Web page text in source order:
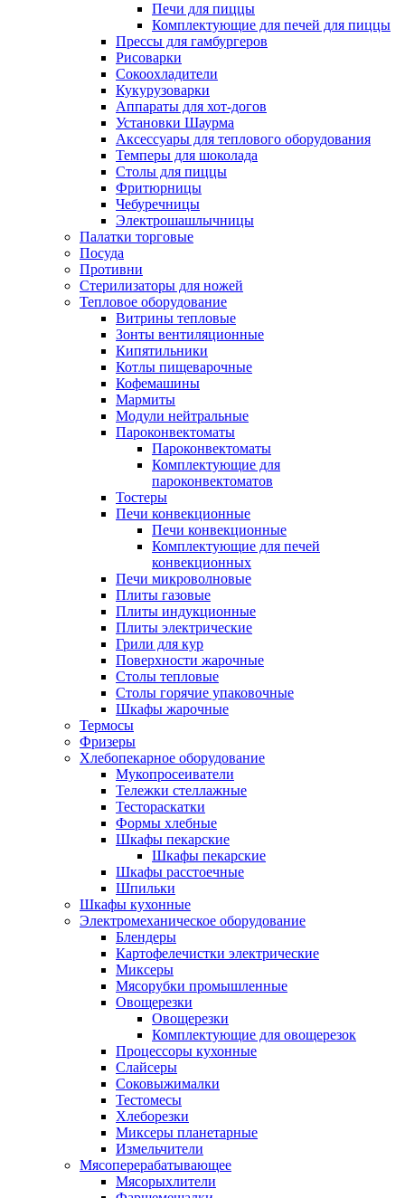
Печи для пиццы
Комплектующие для печей для пиццы
Прессы для гамбургеров
Рисоварки
Сокоохладители
Кукурузоварки
Аппараты для хот-догов
Установки Шаурма
Аксессуары для теплового оборудования
Темперы для шоколада
Столы для пиццы
Фритюрницы
Чебуречницы
Электрошашлычницы
Палатки торговые
Посуда
Противни
Стерилизаторы для ножей
Тепловое оборудование
Витрины тепловые
Зонты вентиляционные
Кипятильники
Котлы пищеварочные
Кофемашины
Мармиты
Модули нейтральные
Пароконвектоматы
Пароконвектоматы
Комплектующие для
пароконвектоматов
Тостеры
Печи конвекционные
Печи конвекционные
Комплектующие для печей
конвекционных
Печи микроволновые
Плиты газовые
Плиты индукционные
Плиты электрические
Грили для кур
Поверхности жарочные
Столы тепловые
Столы горячие упаковочные
Шкафы жарочные
Термосы
Фризеры
Хлебопекарное оборудование
Мукопросеиватели
Тележки стеллажные
Тестораскатки
Формы хлебные
Шкафы пекарские
Шкафы пекарские
Шкафы расстоечные
Шпильки
Шкафы кухонные
Электромеханическое оборудование
Блендеры
Картофелечистки электрические
Миксеры
Мясорубки промышленные
Овощерезки
Овощерезки
Комплектующие для овощерезок
Процессоры кухонные
Слайсеры
Соковыжималки
Тестомесы
Хлеборезки
Миксеры планетарные
Измельчители
Мясоперерабатывающее
Мясорыхлители